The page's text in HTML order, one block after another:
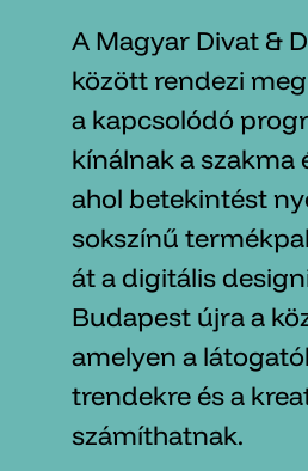
A Magyar Divat &
között rendezi
a kapcsolódó
kínálnak a szakma
ahol betekintést
sokszínű
át a digitális
Budapest újra a
amelyen a
trendekre és a
számíthatnak.